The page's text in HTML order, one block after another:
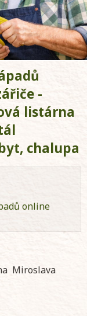
-
listárna
chalupa
online
Miroslava